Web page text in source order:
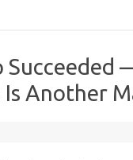
Succeeded
Is Another